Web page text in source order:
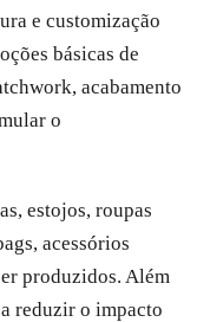
e customização
básicas de
acabamento
o
estojos, roupas
acessórios
produzidos. Além
reduzir o impacto